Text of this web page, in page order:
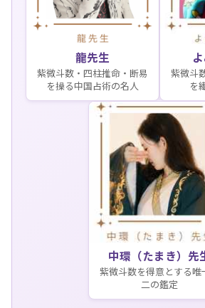
龍先生
紫微斗数・四柱推命・断易
を操る中国占術の名人
紫微斗
を
中環（たまき）先
紫微斗数を得意とする唯
二の鑑定